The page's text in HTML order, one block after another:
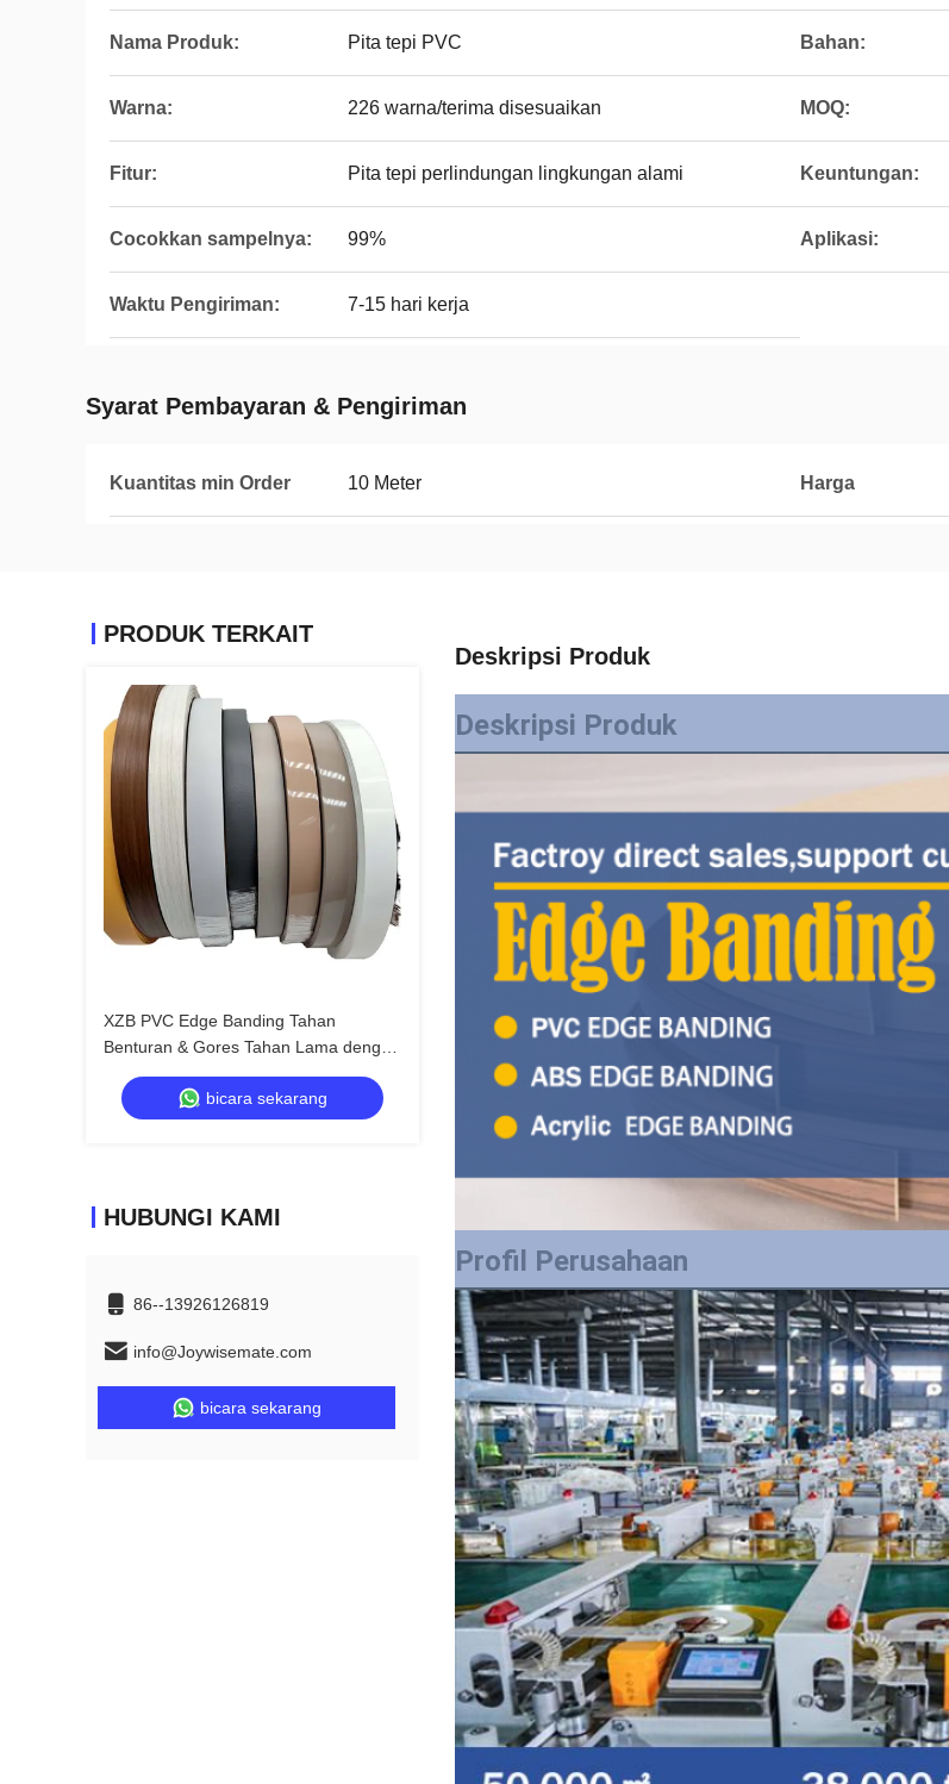
Nama Produk: Pita tepi PVC Bahan:
Warna: 226 warna/terima disesuaikan MOQ:
Fitur: Pita tepi perlindungan lingkungan alami Keuntungan:
Cocokkan sampelnya: 99% Aplikasi:
Waktu Pengiriman: 7-15 hari kerja
Syarat Pembayaran & Pengiriman
Kuantitas min Order 10 Meter Harga
PRODUK TERKAIT
XZB PVC Edge Banding Tahan
Benturan & Gores Tahan Lama dengan
226 Warna untuk Lemari dan Furnitur
bicara sekarang
HUBUNGI KAMI
86--13926126819
info@Joywisemate.com
bicara sekarang
Deskripsi Produk
Deskripsi Produk
Profil Perusahaan